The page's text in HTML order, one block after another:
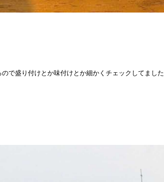
で盛り付けとか味付けとか細かくチェックしてました